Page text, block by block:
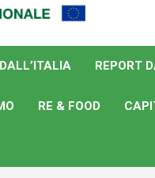
REPORT
RE & FOOD